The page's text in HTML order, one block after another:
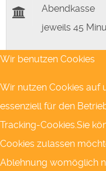
Abendkasse
jeweils 45
01Okt.
19:30 Uhr
Putsch
Wir benutzen Cookies
Wir nutzen Cookies auf
essenziell für den
Tracking-Cookies.Sie
Cookies zulassen
Ablehnung womöglich